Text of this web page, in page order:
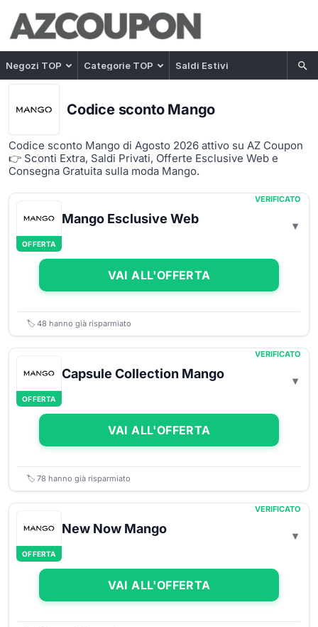
Negozi TOP Categorie TOP Saldi Estivi
Codice sconto Mango
Codice sconto Mango di Agosto 2026 attivo su AZ Coupon
👉 Sconti Extra, Saldi Privati, Offerte Esclusive Web e
Consegna Gratuita sulla moda Mango.
OFFERTA
VERIFICATO
Mango Esclusive Web
VAI ALL'OFFERTA
🏷️ 48 hanno già risparmiato
OFFERTA
VERIFICATO
Capsule Collection Mango
VAI ALL'OFFERTA
🏷️ 78 hanno già risparmiato
OFFERTA
VERIFICATO
New Now Mango
VAI ALL'OFFERTA